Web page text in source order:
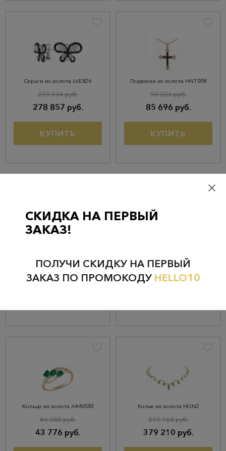
Серьги из золота LVE826
278 857 руб.
293 534 руб.
КУПИТЬ
Подвеска из золота HNT008
85 696 руб.
90 206 руб.
КУПИТЬ
791 445 руб. 62 225 руб.
65 500 руб.
Кольцо из золота AR46583
43 776 руб.
46 080 руб.
Колье из золота HON2
379 210 руб.
399 168 руб.
СКИДКА НА ПЕРВЫЙ
ЗАКАЗ!
ПОЛУЧИ СКИДКУ НА ПЕРВЫЙ
ЗАКАЗ ПО ПРОМОКОДУ HELLO10